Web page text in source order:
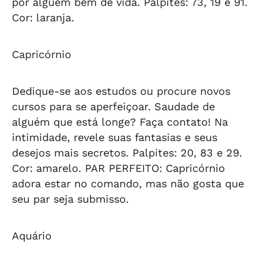
Cor: laranja.
Capricórnio
Dedique-se aos estudos ou procure novos
cursos para se aperfeiçoar. Saudade de
alguém que está longe? Faça contato! Na
intimidade, revele suas fantasias e seus
desejos mais secretos. Palpites: 20, 83 e 29.
Cor: amarelo. PAR PERFEITO: Capricórnio
adora estar no comando, mas não gosta que
seu par seja submisso.
Aquário